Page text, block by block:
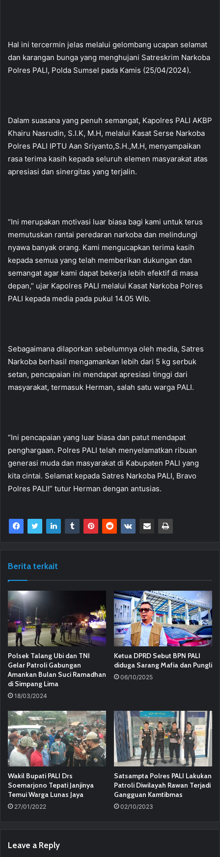
Hal ini tercermin jelas melalui gelombang ucapan selamat
dan karangan bunga yang menghujani Satreskrim Narkoba
Polres PALI, Polda Sumsel pada Kamis (25/04/2024).
Dalam suasana yang penuh semangat, Kapolres PALI AKBP
Khairu Nasrudin, S.I.K, M.H, melalui Kasat Serse Narkoba
Polres PALI IPTU Aan Sriyanto,S.H.,M.H, menyampaikan
rasa terima kasih kepada seluruh elemen masyarakat atas
apresiasi dan sinergitas yang terjalin.
“Ini merupakan motivasi luar biasa bagi kami untuk terus
memutuskan rantai peredaran narkoba dan melindungi
nyawa banyak orang. Kami mengucapkan terima kasih
kepada semua yang telah memberikan dukungan dan
semangat agar kami dapat bekerja lebih efektif di masa
depan,” ujar Kapolres PALI melalui Kasat Narkoba Polres
PALI kepada media pada pukul 14.05 Wib.
Sebagaimana dilaporkan sebelumnya oleh media, Satres
Narkoba berhasil mengamankan lebih dari 5 kg serbuk
setan, pencapaian ini mendapat apresiasi tinggi dari
masyarakat, termasuk Herman, salah satu warga PALI.
“Ini pencapaian yang luar biasa dan patut mendapat
penghargaan. Polres PALI telah menyelamatkan ribuan
generasi muda dan masyarakat di Kabupaten PALI yang
kita cintai. Selamat kepada Satres Narkoba PALI, Bravo
Polres PALI!” tutur Herman dengan antusias.
Berita terkait
Polsek Talang Ubi dan TNI
Gelar Patroli Gabungan
Amankan Bulan Suci Ramadhan
di Simpang Lima
18/03/2024
Ketua DPRD Sebut BPN PALI
diduga Sarang Mafia dan Pungli
06/10/2025
Wakil Bupati PALI Drs
Soemarjono Tepati Janjinya
Temui Warga Lunas Jaya
27/01/2022
Satsampta Polres PALI Lakukan
Patroli Diwilayah Rawan Terjadi
Gangguan Kamtibmas
02/10/2023
Leave a Reply